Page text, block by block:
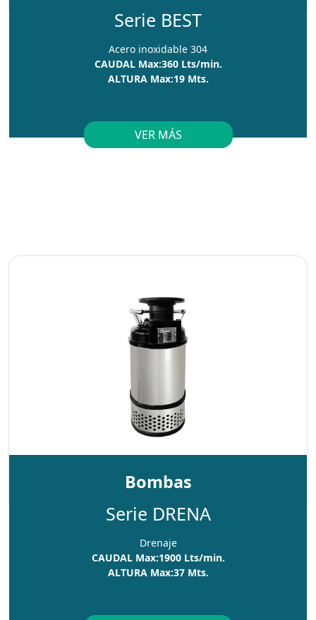
Serie BEST
Acero inoxidable 304
CAUDAL Max:360 Lts/min.
ALTURA Max:19 Mts.
VER MÁS
Bombas
Serie DRENA
Drenaje
CAUDAL Max:1900 Lts/min.
ALTURA Max:37 Mts.